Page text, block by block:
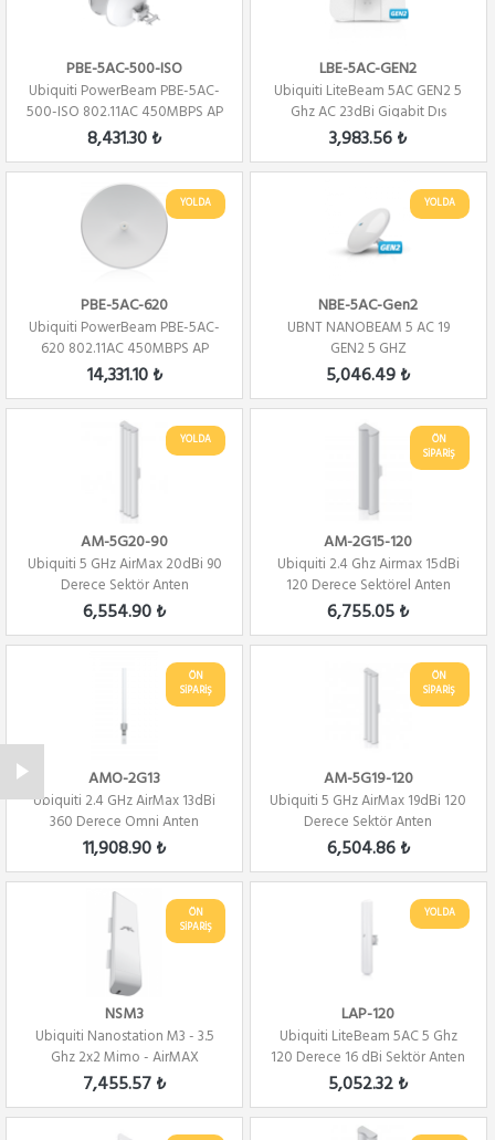
PBE-5AC-500-ISO
Ubiquiti PowerBeam PBE-5AC-
500-ISO 802.11AC 450MBPS AP
8,431.30 ₺
LBE-5AC-GEN2
Ubiquiti LiteBeam 5AC GEN2 5
Ghz AC 23dBi Gigabit Dış
Ortam PTP...
3,983.56 ₺
YOLDA
PBE-5AC-620
Ubiquiti PowerBeam PBE-5AC-
620 802.11AC 450MBPS AP
14,331.10 ₺
YOLDA
NBE-5AC-Gen2
UBNT NANOBEAM 5 AC 19
GEN2 5 GHZ
5,046.49 ₺
YOLDA
AM-5G20-90
Ubiquiti 5 GHz AirMax 20dBi 90
Derece Sektör Anten
6,554.90 ₺
ÖN
SİPARİŞ
AM-2G15-120
Ubiquiti 2.4 Ghz Airmax 15dBi
120 Derece Sektörel Anten
6,755.05 ₺
ÖN
SİPARİŞ
AMO-2G13
Ubiquiti 2.4 GHz AirMax 13dBi
360 Derece Omni Anten
11,908.90 ₺
ÖN
SİPARİŞ
AM-5G19-120
Ubiquiti 5 GHz AirMax 19dBi 120
Derece Sektör Anten
6,504.86 ₺
ÖN
SİPARİŞ
NSM3
Ubiquiti Nanostation M3 - 3.5
Ghz 2x2 Mimo - AirMAX
7,455.57 ₺
YOLDA
LAP-120
Ubiquiti LiteBeam 5AC 5 Ghz
120 Derece 16 dBi Sektör Anten
+ AP
5,052.32 ₺